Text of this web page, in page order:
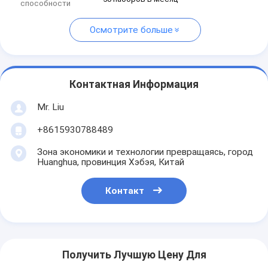
способности
Осмотрите больше
Контактная Информация
Mr. Liu
+8615930788489
Зона экономики и технологии превращаясь, город
Huanghua, провинция Хэбэя, Китай
Контакт
Получить Лучшую Цену Для